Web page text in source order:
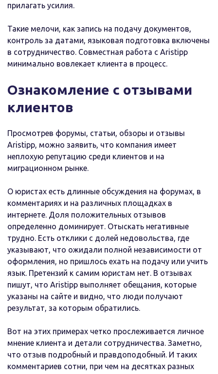
прилагать усилия.
Такие мелочи, как запись на подачу документов,
контроль за датами, языковая подготовка включены
в сотрудничество. Совместная работа с Aristipp
минимально вовлекает клиента в процесс.
Ознакомление с отзывами
клиентов
Просмотрев форумы, статьи, обзоры и отзывы
Aristipp, можно заявить, что компания имеет
неплохую репутацию среди клиентов и на
миграционном рынке.
О юристах есть длинные обсуждения на форумах, в
комментариях и на различных площадках в
интернете. Доля положительных отзывов
определенно доминирует. Отыскать негативные
трудно. Есть отклики с долей недовольства, где
указывают, что ожидали полной независимости от
оформления, но пришлось ехать на подачу или учить
язык. Претензий к самим юристам нет. В отзывах
пишут, что Aristipp выполняет обещания, которые
указаны на сайте и видно, что люди получают
результат, за которым обратились.
Вот на этих примерах четко прослеживается личное
мнение клиента и детали сотрудничества. Заметно,
что отзыв подробный и правдоподобный. И таких
комментариев сотни, при чем на десятках разных